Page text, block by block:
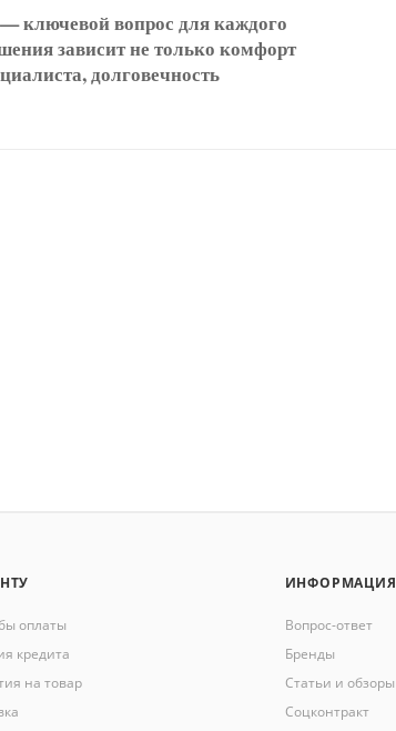
ключевой вопрос для каждого
зависит не только комфорт
долговечность
оплаты
кредита
на товар
ИНФОРМАЦИЯ
Вопрос-ответ
Бренды
Статьи и обзоры
Соцконтракт